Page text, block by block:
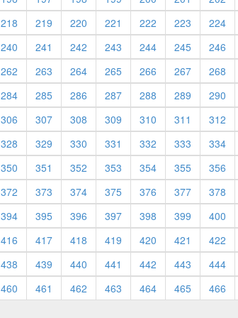
218 219 220 221 222 223 224
240 241 242 243 244 245 246
262 263 264 265 266 267 268
284 285 286 287 288 289 290
306 307 308 309 310 311 312
328 329 330 331 332 333 334
350 351 352 353 354 355 356
372 373 374 375 376 377 378
394 395 396 397 398 399 400
416 417 418 419 420 421 422
438 439 440 441 442 443 444
460 461 462 463 464 465 466